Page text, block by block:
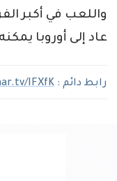
واللعب في أكبر
عاد إلى أوروبا
رابط دائم : IFXfK